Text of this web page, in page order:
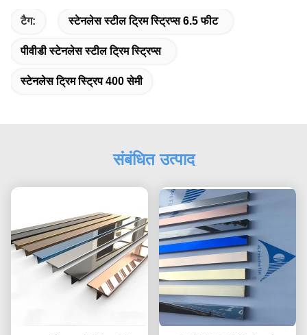
टैग: स्टेनलेस स्टील ट्रिम स्ट्रिप्स 6.5 फीट
पीवीडी स्टेनलेस स्टील ट्रिम स्ट्रिप्स
स्टेनलेस ट्रिम स्ट्रिप 400 सेमी
संबंधित उत्पाद